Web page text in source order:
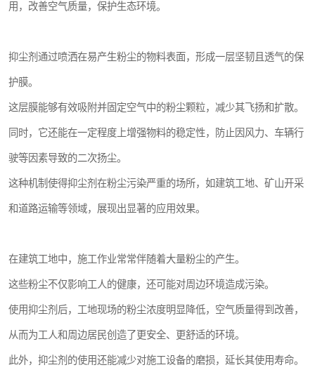
用，改善空气质量，保护生态环境。
抑尘剂通过喷洒在易产生粉尘的物料表面，形成一层坚韧且透气的保
护膜。
这层膜能够有效吸附并固定空气中的粉尘颗粒，减少其飞扬和扩散。
同时，它还能在一定程度上增强物料的稳定性，防止因风力、车辆行
驶等因素导致的二次扬尘。
这种机制使得抑尘剂在粉尘污染严重的场所，如建筑工地、矿山开采
和道路运输等领域，展现出显著的应用效果。
在建筑工地中，施工作业常常伴随着大量粉尘的产生。
这些粉尘不仅影响工人的健康，还可能对周边环境造成污染。
使用抑尘剂后，工地现场的粉尘浓度明显降低，空气质量得到改善，
从而为工人和周边居民创造了更安全、更舒适的环境。
此外，抑尘剂的使用还能减少对施工设备的磨损，延长其使用寿命。